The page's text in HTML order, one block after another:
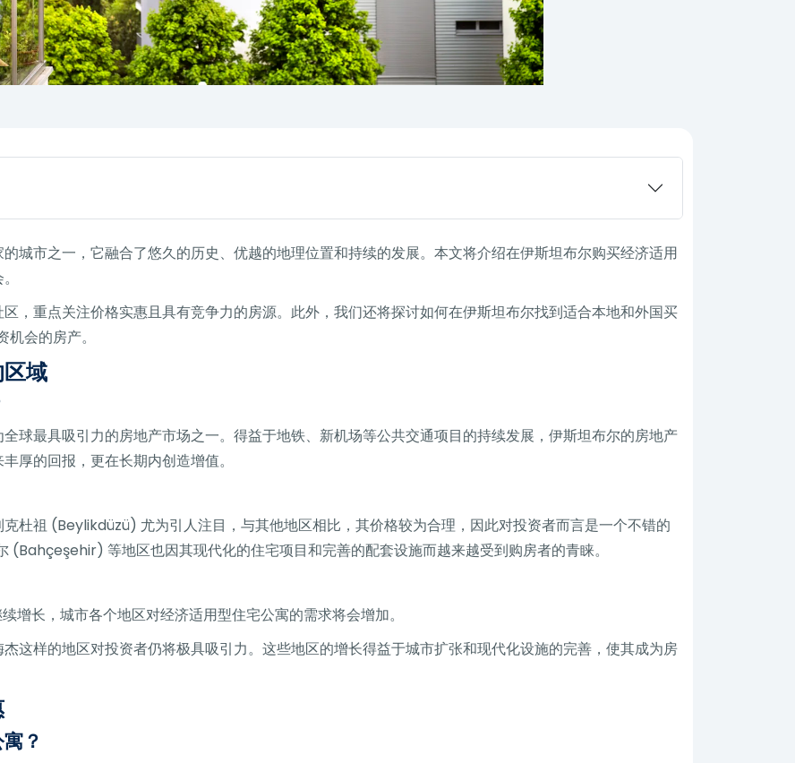
城市之一，它融合了悠久的历史、优越的地理位置和持续的发展。本文将介绍在伊斯坦布尔购买经济适用
，重点关注价格实惠且具有竞争力的房源。此外，我们还将探讨如何在伊斯坦布尔找到适合本地和外国买
会的房产。
域
球最具吸引力的房地产市场之一。得益于地铁、新机场等公共交通项目的持续发展，伊斯坦布尔的房地产
厚的回报，更在长期内创造增值。
杜祖 (Beylikdüzü) 尤为引人注目，与其他地区相比，其价格较为合理，因此对投资者而言是一个不错的
(Bahçeşehir) 等地区也因其现代化的住宅项目和完善的配套设施而越来越受到购房者的青睐。
增长，城市各个地区对经济适用型住宅公寓的需求将会增加。
这样的地区对投资者仍将极具吸引力。这些地区的增长得益于城市扩张和现代化设施的完善，使其成为房
？